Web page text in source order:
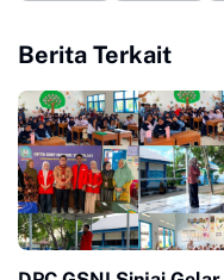
Berita Terkait